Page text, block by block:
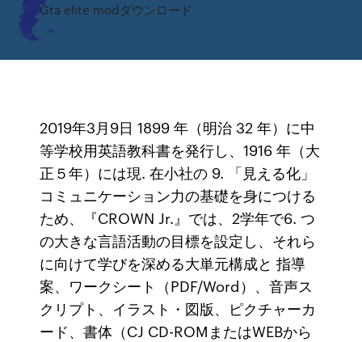
Gta elite modダウンロード
2019年3月9日 1899 年（明治 32 年）に中
等学校用英語教科書を発行し、1916 年（大
正５年）には現. 在小社の 9. 「見える化」
コミュニケーション力の基礎を身につける
ため、『CROWN Jr.』では、2学年で6. つ
の大きな言語活動の目標を設定し、それら
に向けて学びを深める大単元構成と 指導
案、ワークシート（PDF/Word）、音声ス
クリプト、イラスト・図版、ピクチャーカ
ード、書体（CJ CD-ROMまたはWEBから